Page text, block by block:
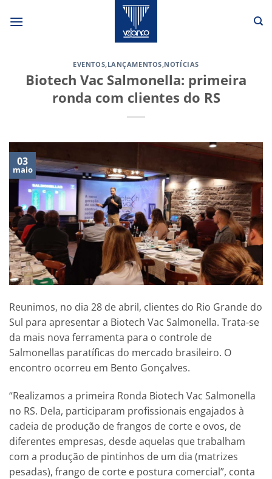
EVENTOS,LANÇAMENTOS,NOTÍCIAS
Biotech Vac Salmonella: primeira
ronda com clientes do RS
03
maio
Reunimos, no dia 28 de abril, clientes do Rio Grande do
Sul para apresentar a Biotech Vac Salmonella. Trata-se
da mais nova ferramenta para o controle de
Salmonellas paratíficas do mercado brasileiro. O
encontro ocorreu em Bento Gonçalves.
“Realizamos a primeira Ronda Biotech Vac Salmonella
no RS. Dela, participaram profissionais engajados à
cadeia de produção de frangos de corte e ovos, de
diferentes empresas, desde aquelas que trabalham
com a produção de pintinhos de um dia (matrizes
pesadas), frango de corte e postura comercial”, conta